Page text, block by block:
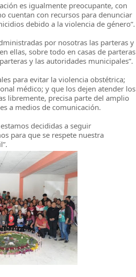
es igualmente preocupante, con
cuentan con recursos para denunciar
debido a la violencia de género”.
por nosotras las parteras y
ellas, sobre todo en casas de parteras
y las autoridades municipales”.
para evitar la violencia obstétrica;
médico; y que los dejen atender los
libremente, precisa parte del amplio
a medios de comunicación.
decididas a seguir
para que se respete nuestra